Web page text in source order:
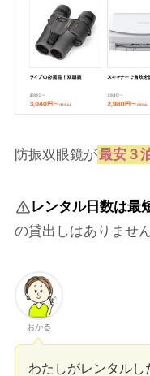
防振双眼鏡が最安３
レンタル日数は最
の貸出しはありません
おかる
わたしがレンタルし